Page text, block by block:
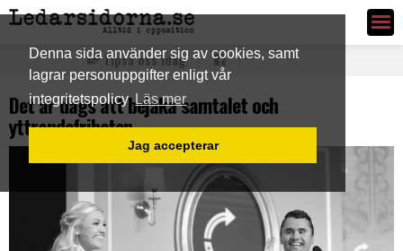
Denna sida använder sig av cookies, samt
lagrar personuppgifter enligt vår
integritetspolicyLäs mer
Jag accepterar
Ledarsidorna.se
Tipsa oss idag
Det är dags att bejaka samtalet och
yttrandefriheten